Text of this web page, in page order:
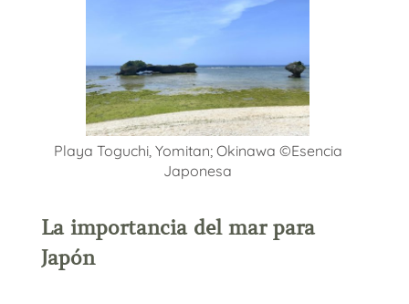
Playa Toguchi, Yomitan; Okinawa ©Esencia
Japonesa
La importancia del mar para
Japón